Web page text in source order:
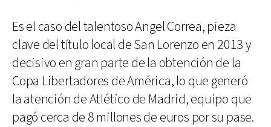
Es el caso del talentoso Angel Correa, pieza
clave del título local de San Lorenzo en 2013 y
decisivo en gran parte de la obtención de la
Copa Libertadores de América, lo que generó
la atención de Atlético de Madrid, equipo que
pagó cerca de 8 millones de euros por su pase.